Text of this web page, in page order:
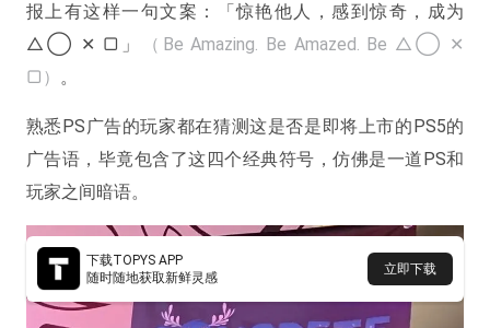
报上有这样一句文案：「惊艳他人，感到惊奇，成为
△◯ ✕ ▢」
（Be Amazing. Be Amazed. Be △◯ ✕
▢） 。
熟悉PS广告的玩家都在猜测这是否是即将上市的PS5的
广告语，毕竟包含了这四个经典符号，仿佛是一道PS和
玩家之间暗语。
下载TOPYS APP
随时随地获取新鲜灵感
立即下载